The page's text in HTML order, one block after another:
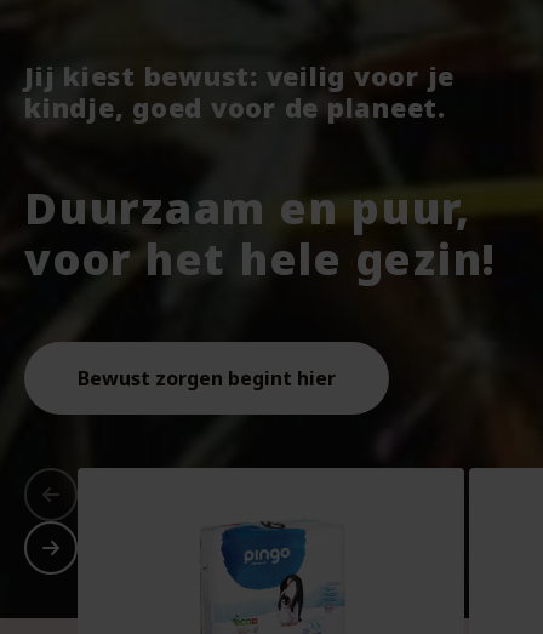
Jij kiest bewust: veilig voor je
kindje, goed voor de planeet.
Duurzaam en puur,
voor het hele gezin!
Bewust zorgen begint hier